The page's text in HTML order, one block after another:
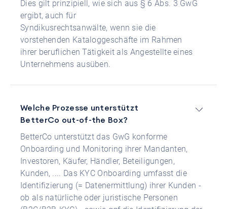
Dies gilt prinzipiell, wie sich aus § 6 Abs. 3 GwG
ergibt, auch für
Syndikusrechtsanwälte, wenn sie die
vorstehenden Kataloggeschäfte im Rahmen
ihrer beruflichen Tätigkeit als Angestellte eines
Unternehmens ausüben.
Welche Prozesse unterstützt
BetterCo out-of-the Box?
BetterCo unterstützt das GwG konforme
Onboarding und Monitoring ihrer Mandanten,
Investoren, Käufer, Händler, Beteiligungen,
Kunden, .... Das KYC Onboarding umfasst die
Identifizierung (= Datenermittlung) ihrer Kunden -
ob als natürliche oder juristische Personen